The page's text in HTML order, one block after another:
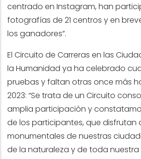
centrado en Instagram, han
fotografías de 21 centros y en
los ganadores”.
El Circuito de Carreras en las
la Humanidad ya ha celebrado
pruebas y faltan otras once más
2023: “Se trata de un Circuito
amplia participación y
de los participantes, que disfrutan
monumentales de nuestras
de la naturaleza y de toda